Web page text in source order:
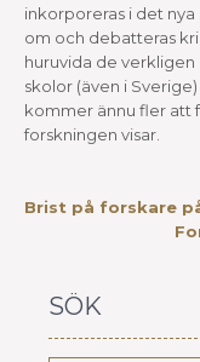
inkorporeras i det
om och debatteras
huruvida de verkligen
skolor (även i
kommer ännu fler att
forskningen visar.
Brist på forskare
SÖK